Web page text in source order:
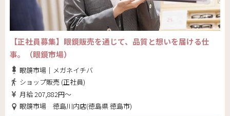
【正社員募集】眼鏡販売を通じて、品質と想いを届ける仕
事。（眼鏡市場）
眼鏡市場｜メガネイチバ
ショップ販売 (正社員)
月給 207,882円～
眼鏡市場 徳島川内店(徳島県 徳島市)